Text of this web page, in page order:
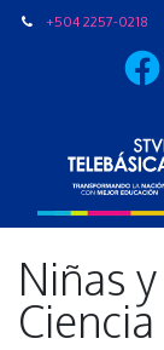
+504 2257-0218
Niñas
Ciencia